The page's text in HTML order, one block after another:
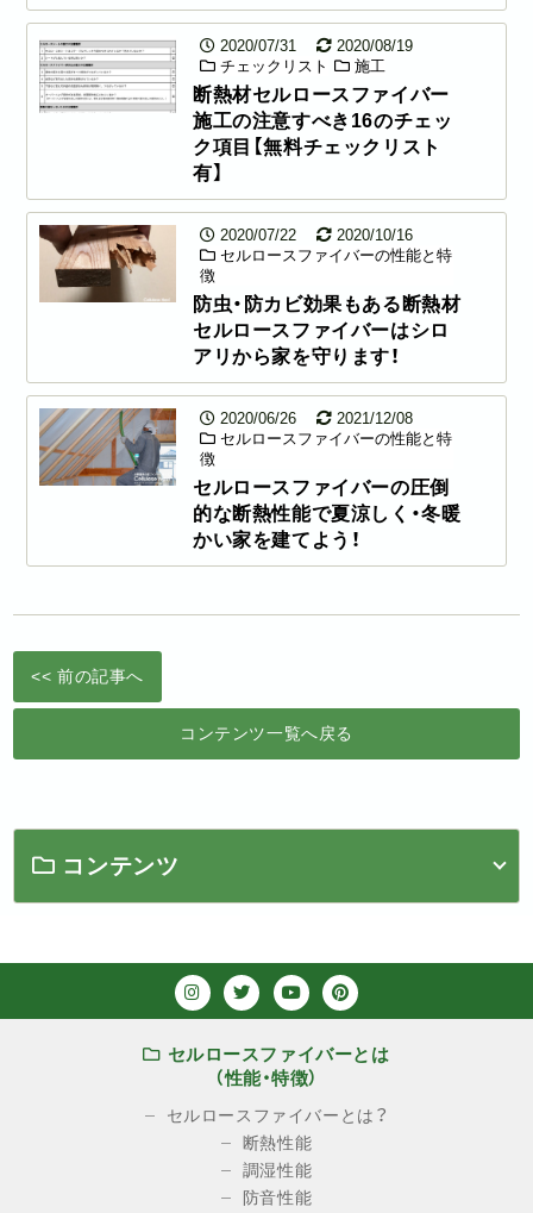
2020/07/31
2020/08/19
チェックリスト
施工
断熱材セルロースファイバー
施工の注意すべき16のチェッ
ク項目【無料チェックリスト
有】
2020/07/22
2020/10/16
セルロースファイバーの性能と特
徴
防虫・防カビ効果もある断熱材
セルロースファイバーはシロ
アリから家を守ります！
2020/06/26
2021/12/08
セルロースファイバーの性能と特
徴
セルロースファイバーの圧倒
的な断熱性能で夏涼しく・冬暖
かい家を建てよう！
<< 前の記事へ
コンテンツ一覧へ戻る
コンテンツ
セルロースファイバーとは
（性能・特徴）
セルロースファイバーとは？
断熱性能
調湿性能
防音性能